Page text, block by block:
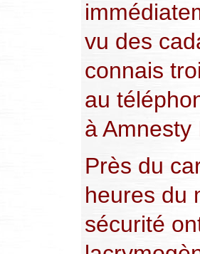
vu des
connais
au
à
Près du
heures du
sécurité